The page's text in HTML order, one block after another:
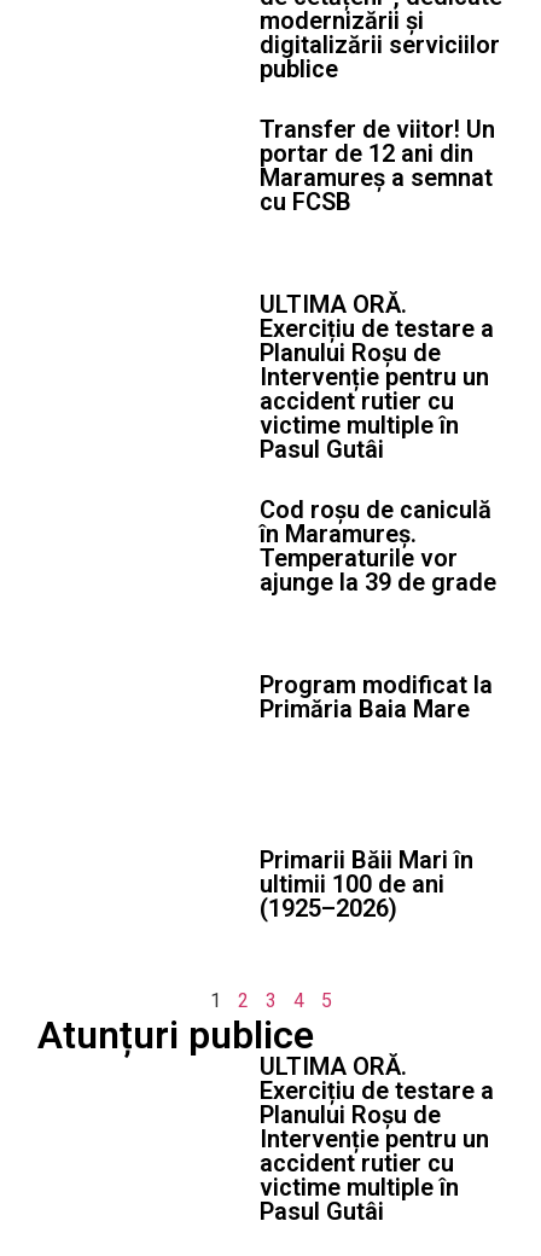
modernizării și
digitalizării serviciilor
publice
Transfer de viitor! Un
portar de 12 ani din
Maramureș a semnat
cu FCSB
ULTIMA ORĂ.
Exercițiu de testare a
Planului Roșu de
Intervenție pentru un
accident rutier cu
victime multiple în
Pasul Gutâi
Cod roșu de caniculă
în Maramureș.
Temperaturile vor
ajunge la 39 de grade
Program modificat la
Primăria Baia Mare
Primarii Băii Mari în
ultimii 100 de ani
(1925–2026)
1 2 3 4 5
Atunțuri publice
ULTIMA ORĂ.
Exercițiu de testare a
Planului Roșu de
Intervenție pentru un
accident rutier cu
victime multiple în
Pasul Gutâi